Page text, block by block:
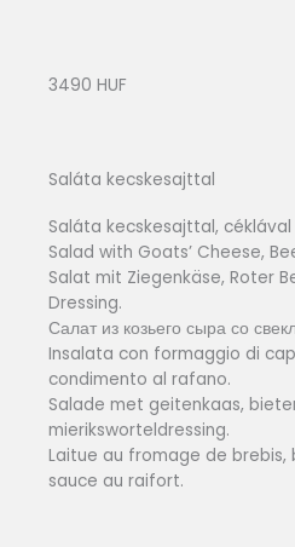
3490 HUF
Saláta kecskesajttal
Saláta kecskesajttal,
Salad with Goats’ Cheese,
Salat mit Ziegenkäse, Roter
Dressing.
Салат из козьего сыра со
Insalata con formaggio di
condimento al rafano.
Salade met geitenkaas,
mieriksworteldressing.
Laitue au fromage de
sauce au raifort.